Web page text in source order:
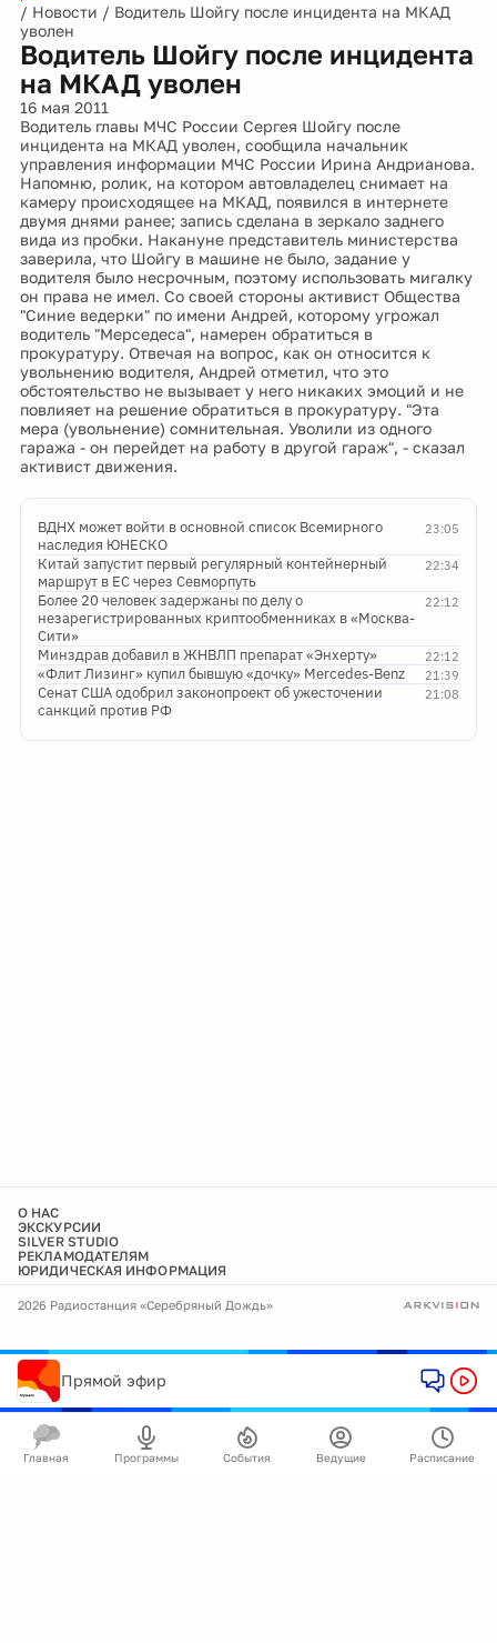
/ Новости / Водитель Шойгу после инцидента на МКАД
уволен
Водитель Шойгу после инцидента
на МКАД уволен
16 мая 2011
Водитель главы МЧС России Сергея Шойгу после
инцидента на МКАД уволен, сообщила начальник
управления информации МЧС России Ирина Андрианова.
Напомню, ролик, на котором автовладелец снимает на
камеру происходящее на МКАД, появился в интернете
двумя днями ранее; запись сделана в зеркало заднего
вида из пробки. Накануне представитель министерства
заверила, что Шойгу в машине не было, задание у
водителя было несрочным, поэтому использовать мигалку
он права не имел. Со своей стороны активист Общества
"Синие ведерки" по имени Андрей, которому угрожал
водитель "Мерседеса", намерен обратиться в
прокуратуру. Отвечая на вопрос, как он относится к
увольнению водителя, Андрей отметил, что это
обстоятельство не вызывает у него никаких эмоций и не
повлияет на решение обратиться в прокуратуру. "Эта
мера (увольнение) сомнительная. Уволили из одного
гаража - он перейдет на работу в другой гараж", - сказал
активист движения.
23:05
ВДНХ может войти в основной список Всемирного
наследия ЮНЕСКО
22:34
Китай запустит первый регулярный контейнерный
маршрут в ЕС через Севморпуть
22:12
Более 20 человек задержаны по делу о
незарегистрированных криптообменниках в «Москва-
Сити»
22:12
Минздрав добавил в ЖНВЛП препарат «Энхерту»
21:39
«Флит Лизинг» купил бывшую «дочку» Mercedes-Benz
21:08
Сенат США одобрил законопроект об ужесточении
санкций против РФ
О НАС
ЭКСКУРСИИ
SILVER STUDIO
РЕКЛАМОДАТЕЛЯМ
ЮРИДИЧЕСКАЯ ИНФОРМАЦИЯ
2026 Радиостанция «Серебряный Дождь»
Прямой эфир
Главная Программы События Ведущие Расписание